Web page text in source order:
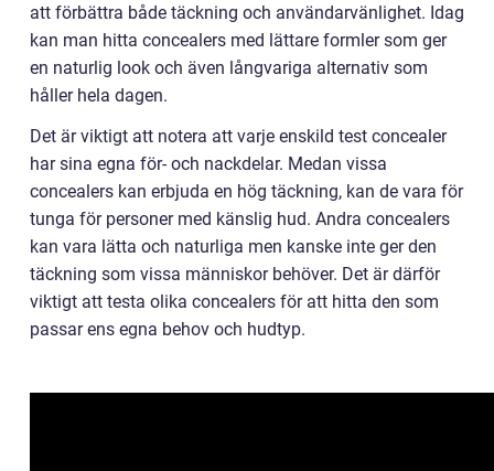
att förbättra både täckning och användarvänlighet. Idag
kan man hitta concealers med lättare formler som ger
en naturlig look och även långvariga alternativ som
håller hela dagen.
Det är viktigt att notera att varje enskild test concealer
har sina egna för- och nackdelar. Medan vissa
concealers kan erbjuda en hög täckning, kan de vara för
tunga för personer med känslig hud. Andra concealers
kan vara lätta och naturliga men kanske inte ger den
täckning som vissa människor behöver. Det är därför
viktigt att testa olika concealers för att hitta den som
passar ens egna behov och hudtyp.